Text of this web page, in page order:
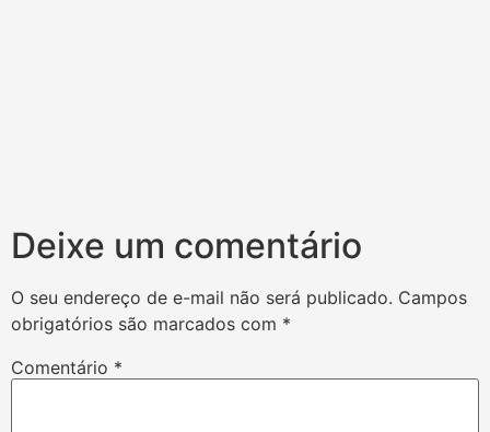
Deixe um comentário
O seu endereço de e-mail não será publicado. Campos
obrigatórios são marcados com *
Comentário *